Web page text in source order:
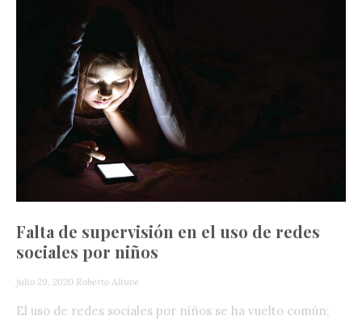
Falta de supervisión en el uso de redes
sociales por niños
julio 29, 2020 Roberto Altuve
El uso de redes sociales por niños se ha vuelto común;